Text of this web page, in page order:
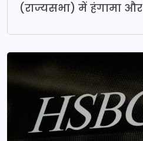
(राज्यसभा) में हंगामा और